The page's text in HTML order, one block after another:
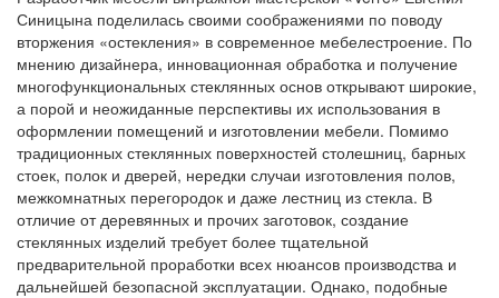
Синицына поделилась своими соображениями по поводу
вторжения «остекления» в современное мебелестроение. По
мнению дизайнера, инновационная обработка и получение
многофункциональных стеклянных основ открывают широкие,
а порой и неожиданные перспективы их использования в
оформлении помещений и изготовлении мебели. Помимо
традиционных стеклянных поверхностей столешниц, барных
стоек, полок и дверей, нередки случаи изготовления полов,
межкомнатных перегородок и даже лестниц из стекла. В
отличие от деревянных и прочих заготовок, создание
стеклянных изделий требует более тщательной
предварительной проработки всех нюансов производства и
дальнейшей безопасной эксплуатации. Однако, подобные